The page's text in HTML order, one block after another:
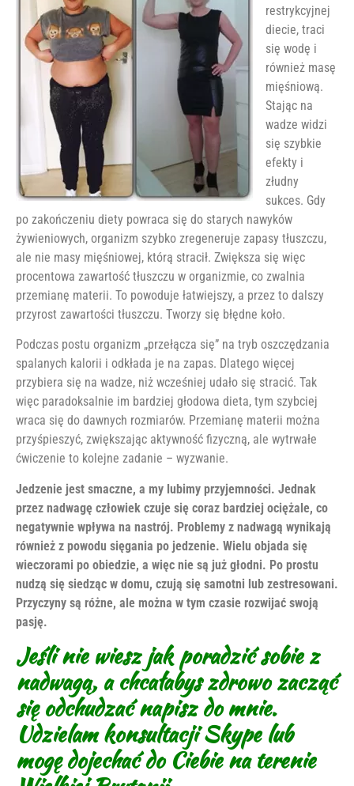
restrykcyjnej
diecie, traci
się wodę i
również masę
mięśniową.
Stając na
wadze widzi
się szybkie
efekty i
złudny
sukces. Gdy
po zakończeniu diety powraca się do starych nawyków
żywieniowych, organizm szybko zregeneruje zapasy tłuszczu,
ale nie masy mięśniowej, którą stracił. Zwiększa się więc
procentowa zawartość tłuszczu w organizmie, co zwalnia
przemianę materii. To powoduje łatwiejszy, a przez to dalszy
przyrost zawartości tłuszczu. Tworzy się błędne koło.
Podczas postu organizm „przełącza się” na tryb oszczędzania
spalanych kalorii i odkłada je na zapas. Dlatego więcej
przybiera się na wadze, niż wcześniej udało się stracić. Tak
więc paradoksalnie im bardziej głodowa dieta, tym szybciej
wraca się do dawnych rozmiarów. Przemianę materii można
przyśpieszyć, zwiększając aktywność fizyczną, ale wytrwałe
ćwiczenie to kolejne zadanie – wyzwanie.
Jedzenie jest smaczne, a my lubimy przyjemności. Jednak
przez nadwagę człowiek czuje się coraz bardziej ociężale, co
negatywnie wpływa na nastrój. Problemy z nadwagą wynikają
również z powodu sięgania po jedzenie. Wielu objada się
wieczorami po obiedzie, a więc nie są już głodni. Po prostu
nudzą się siedząc w domu, czują się samotni lub zestresowani.
Przyczyny są różne, ale można w tym czasie rozwijać swoją
pasję.
Jeśli nie wiesz jak poradzić sobie z
nadwagą, a chcałabys zdrowo zacząć
się odchudzać napisz do mnie.
Udzielam konsultacji Skype lub
mogę dojechać do Ciebie na terenie